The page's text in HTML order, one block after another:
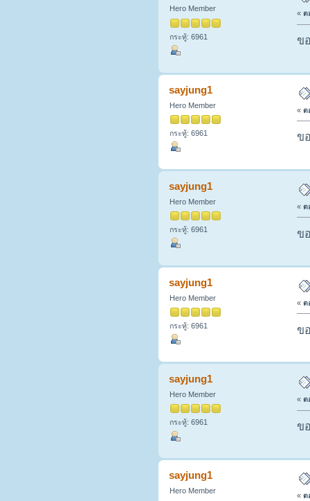
Hero Member
กระทู้: 6961
« ต
ข
sayjung1
Hero Member
กระทู้: 6961
« ต
ข
sayjung1
Hero Member
กระทู้: 6961
« ต
ข
sayjung1
Hero Member
กระทู้: 6961
« ต
ข
sayjung1
Hero Member
กระทู้: 6961
« ต
ข
sayjung1
Hero Member
« ต